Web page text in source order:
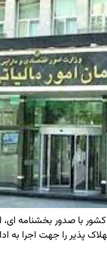
پذیر را جهت اجرا به